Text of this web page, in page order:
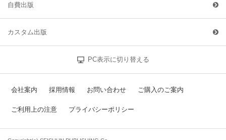
自費出版
カスタム出版
PC表示に切り替える
会社案内 採用情報 お問い合わせ ご購入のご案内
ご利用上の注意 プライバシーポリシー